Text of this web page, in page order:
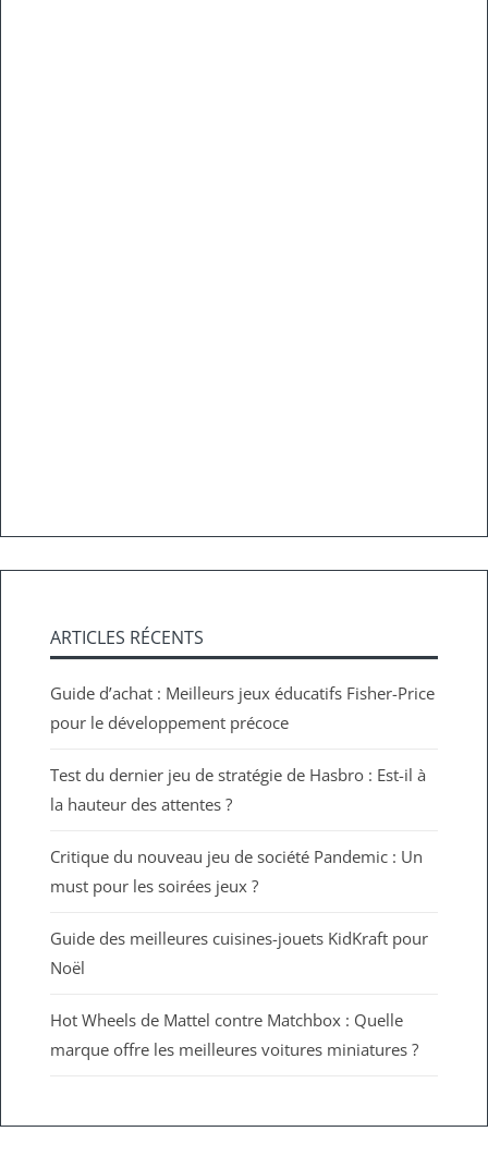
ARTICLES RÉCENTS
Guide d’achat : Meilleurs jeux éducatifs Fisher-Price
pour le développement précoce
Test du dernier jeu de stratégie de Hasbro : Est-il à
la hauteur des attentes ?
Critique du nouveau jeu de société Pandemic : Un
must pour les soirées jeux ?
Guide des meilleures cuisines-jouets KidKraft pour
Noël
Hot Wheels de Mattel contre Matchbox : Quelle
marque offre les meilleures voitures miniatures ?